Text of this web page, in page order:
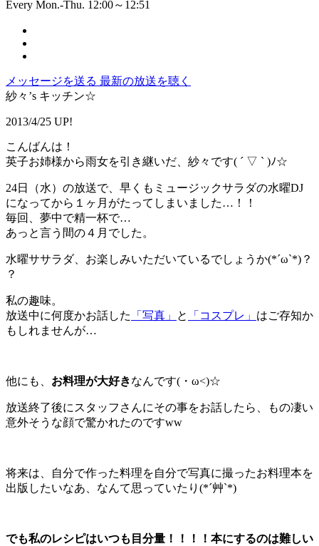
Every Mon.-Thu. 12:00～12:51
メッセージを送る 最新の放送を聴く
紗々’s キッチン☆
2013/4/25 UP!
こんばんは！
英子お姉様から雨女を引き継いだ、紗々です( ´ ▽ ` )ﾉ☆
24日（水）の放送で、早くもミュージックサラダの水曜DJ
になってから１ヶ月がたってしまいました…！！
毎回、夢中で精一杯で…
あっと言う間の４月でした。
水曜ササラダ、お楽しみいただいているでしょうか(*´ω`*)？
？
私の趣味。
放送中に何度かお話した
「写真」 と 「コスプレ」 はご存知か
もしれませんが…
他にも、 お料理が大好きなんです(・ω<)☆
放送終了後にスタッフさんにその事をお話したら、もの凄い
意外そうな顔で驚かれたのですww
将来は、自分で作った料理を自分で写真に撮ったお料理本を
出版したいなあ、なんて思っていたり(*´艸`*)
でも私のレシピはいつも目分量！！！！本にするのは難しい